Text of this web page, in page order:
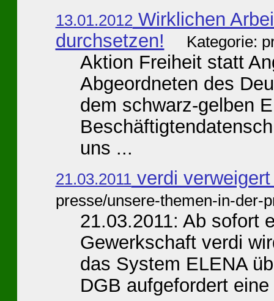
13.01.2012 Wirklichen
durchsetzen!
Kategorie:
Aktion Freiheit statt
Abgeordneten des
dem schwarz-gelben
uns ...
21.03.2011 verdi
presse/unsere-themen-in-der-
21.03.2011: Ab sofort
Gewerkschaft verdi
das System ELENA
DGB aufgefordert eine